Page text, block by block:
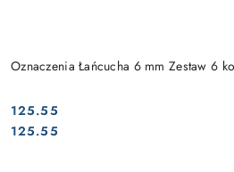
Oznaczenia Łańcucha 6 mm Zestaw 6
Cena:
125.55
Cena:
125.55